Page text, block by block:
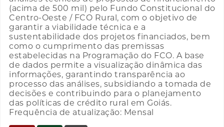
(acima de 500 mil) pelo Fundo Constitucional do
Centro-Oeste / FCO Rural, com o objetivo de
garantir a viabilidade técnica e a
sustentabilidade dos projetos financiados, bem
como o cumprimento das premissas
estabelecidas na Programação do FCO. A base
de dados permite a visualização dinâmica das
informações, garantindo transparência ao
processo das análises, subsidiando a tomada de
decisões e contribuindo para o planejamento
das políticas de crédito rural em Goiás.
Frequência de atualização: Mensal